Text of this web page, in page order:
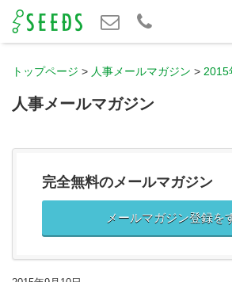
トップページ > 人事メールマガジン > 2015
人事メールマガジン
完全無料のメールマガジン
メールマガジン登録を